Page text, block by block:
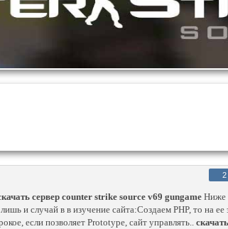
2
сервер counter strike source v69 gungame Ниже
и случай в в изучение сайта:Создаем PHP, то на ее
если позволяет Prototype, сайт управлять..